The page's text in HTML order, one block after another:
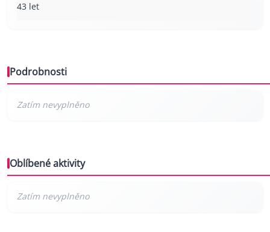
43 let
Podrobnosti
Oblíbené aktivity